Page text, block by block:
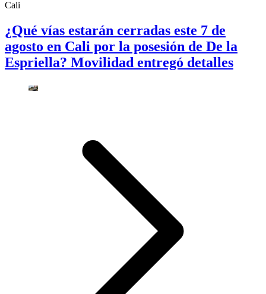
Cali
¿Qué vías estarán cerradas este 7 de
agosto en Cali por la posesión de De la
Espriella? Movilidad entregó detalles